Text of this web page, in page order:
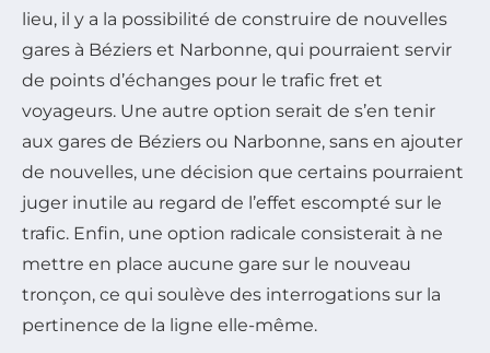
lieu, il y a la possibilité de construire de nouvelles
gares à Béziers et Narbonne, qui pourraient servir
de points d’échanges pour le trafic fret et
voyageurs. Une autre option serait de s’en tenir
aux gares de Béziers ou Narbonne, sans en ajouter
de nouvelles, une décision que certains pourraient
juger inutile au regard de l’effet escompté sur le
trafic. Enfin, une option radicale consisterait à ne
mettre en place aucune gare sur le nouveau
tronçon, ce qui soulève des interrogations sur la
pertinence de la ligne elle-même.